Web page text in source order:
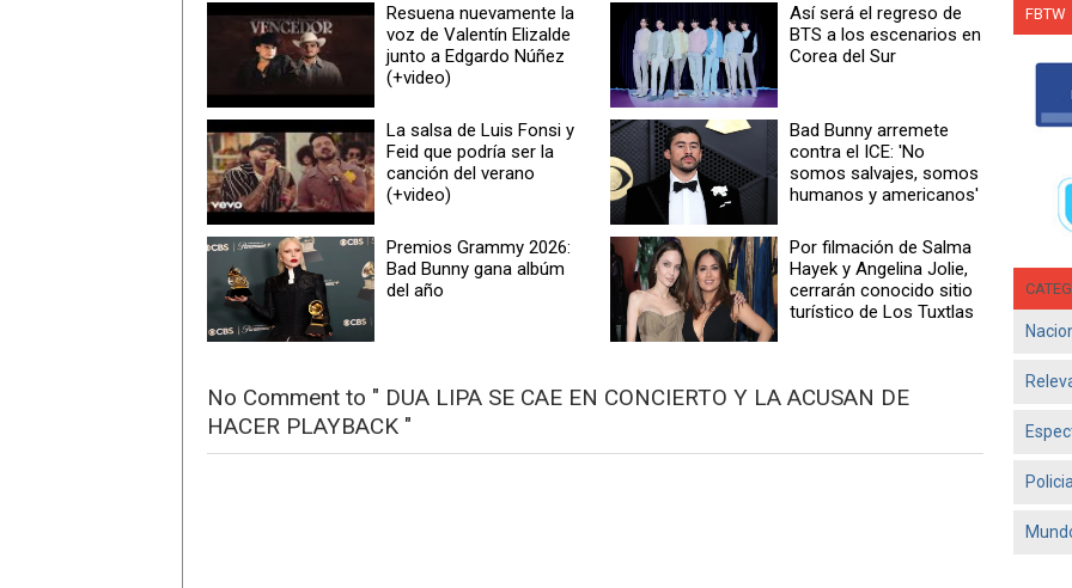
Resuena nuevamente la
voz de Valentín Elizalde
junto a Edgardo Núñez
(+video)
Así será el regreso de
BTS a los escenarios en
Corea del Sur
La salsa de Luis Fonsi y
Feid que podría ser la
canción del verano
(+video)
Bad Bunny arremete
contra el ICE: 'No
somos salvajes, somos
humanos y americanos'
Premios Grammy 2026:
Bad Bunny gana albúm
del año
Por filmación de Salma
Hayek y Angelina Jolie,
cerrarán conocido sitio
turístico de Los Tuxtlas
No Comment to " DUA LIPA SE CAE EN CONCIERTO Y LA ACUSAN DE
HACER PLAYBACK "
en
Jun
- El
FBTW